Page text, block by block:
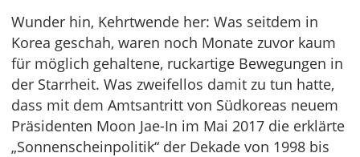
Wunder hin, Kehrtwende her: Was seitdem in
Korea geschah, waren noch Monate zuvor kaum
für möglich gehaltene, ruckartige Bewegungen in
der Starrheit. Was zweifellos damit zu tun hatte,
dass mit dem Amtsantritt von Südkoreas neuem
Präsidenten Moon Jae-In im Mai 2017 die erklärte
„Sonnenscheinpolitik“ der Dekade von 1998 bis